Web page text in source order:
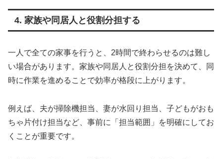
4. 家族や同居人と役割分担する
一人で全ての家事を行うと、2時間で終わらせるのは難し
い場合があります。家族や同居人と役割分担を決めて、同
時に作業を進めることで効率が格段に上がります。
例えば、夫が掃除機担当、妻が水回り担当、子どもがおも
ちゃ片付け担当など、事前に「担当範囲」を明確にしてお
くことが重要です。